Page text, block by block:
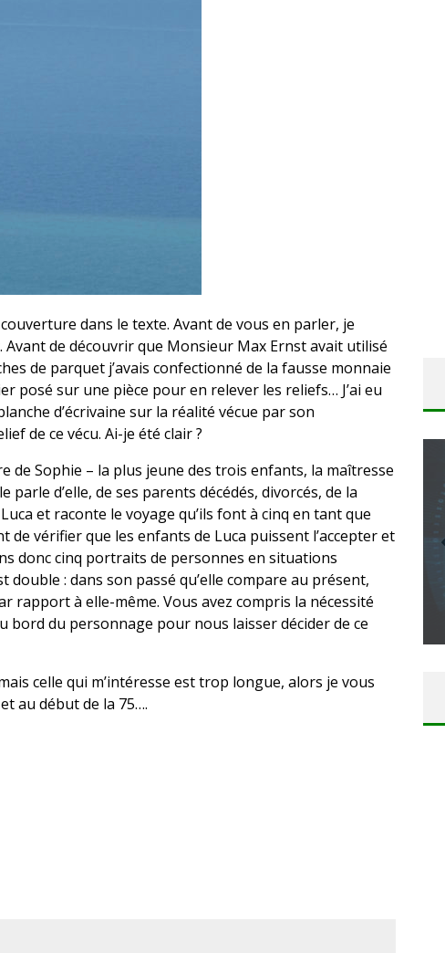
dans le texte. Avant de vous en parler, je
de découvrir que Monsieur Max Ernst avait utilisé
de parquet j’avais confectionné de la fausse monnaie
posé sur une pièce pour en relever les reliefs… J’ai eu
d’écrivaine sur la réalité vécue par son
de ce vécu. Ai-je été clair ?
de Sophie – la plus jeune des trois enfants, la maîtresse
parle d’elle, de ses parents décédés, divorcés, de la
et raconte le voyage qu’ils font à cinq en tant que
de vérifier que les enfants de Luca puissent l’accepter et
donc cinq portraits de personnes en situations
: dans son passé qu’elle compare au présent,
rapport à elle-même. Vous avez compris la nécessité
bord du personnage pour nous laisser décider de ce
celle qui m’intéresse est trop longue, alors je vous
au début de la 75….
CONCOURS : CALENDRIER DE L’AVENT – UNE
COPIE DU JEU « GRID, ULTIMATE EDITION »
SUR XBOX ONE OU PS4
Daily Passions